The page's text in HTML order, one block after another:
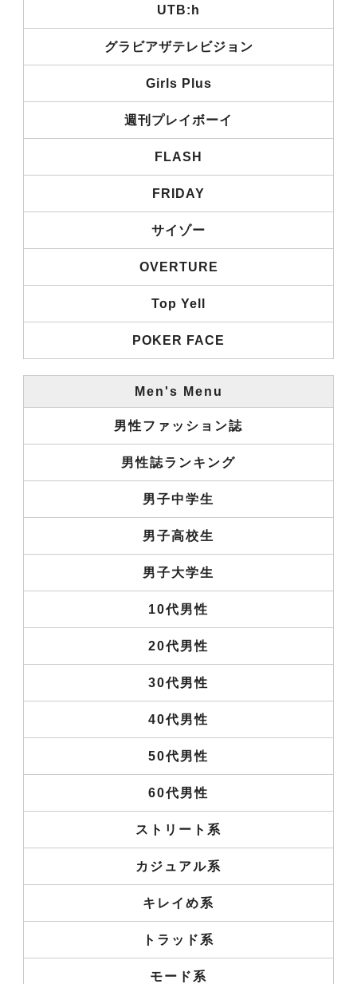
UTB:h
グラビアザテレビジョン
Girls Plus
週刊プレイボーイ
FLASH
FRIDAY
サイゾー
OVERTURE
Top Yell
POKER FACE
Men's Menu
男性ファッション誌
男性誌ランキング
男子中学生
男子高校生
男子大学生
10代男性
20代男性
30代男性
40代男性
50代男性
60代男性
ストリート系
カジュアル系
キレイめ系
トラッド系
モード系